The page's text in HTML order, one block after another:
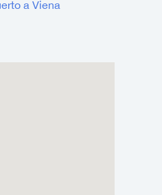
a Viena